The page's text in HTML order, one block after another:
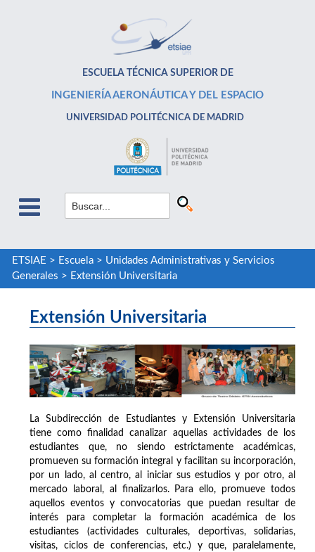
ESCUELA TÉCNICA SUPERIOR DE
INGENIERÍA AERONÁUTICA Y DEL ESPACIO
UNIVERSIDAD POLITÉCNICA DE MADRID
ETSIAE > Escuela> Unidades Administrativas y Servicios
Generales > Extensión Universitaria
Extensión Universitaria
La Subdirección de Estudiantes y Extensión Universitaria
tiene como finalidad canalizar aquellas actividades de los
estudiantes que, no siendo estrictamente académicas,
promueven su formación integral y facilitan su incorporación,
por un lado, al centro, al iniciar sus estudios y por otro, al
mercado laboral, al finalizarlos. Para ello, promueve todos
aquellos eventos y convocatorias que puedan resultar de
interés para completar la formación académica de los
estudiantes (actividades culturales, deportivas, solidarias,
visitas, ciclos de conferencias, etc.) y que, paralelamente,